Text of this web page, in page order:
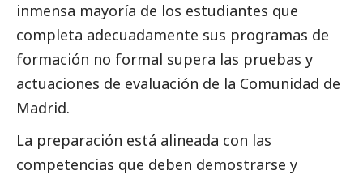
inmensa mayoría de los estudiantes que
completa adecuadamente sus programas de
formación no formal supera las pruebas y
actuaciones de evaluación de la Comunidad de
Madrid.
La preparación está alineada con las
competencias que deben demostrarse y